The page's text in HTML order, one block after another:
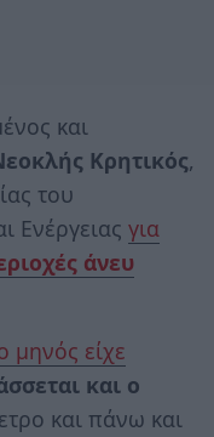
και
Κρητικός,
του
Ενέργειας για
άνευ
είχε
και ο
και πάνω και